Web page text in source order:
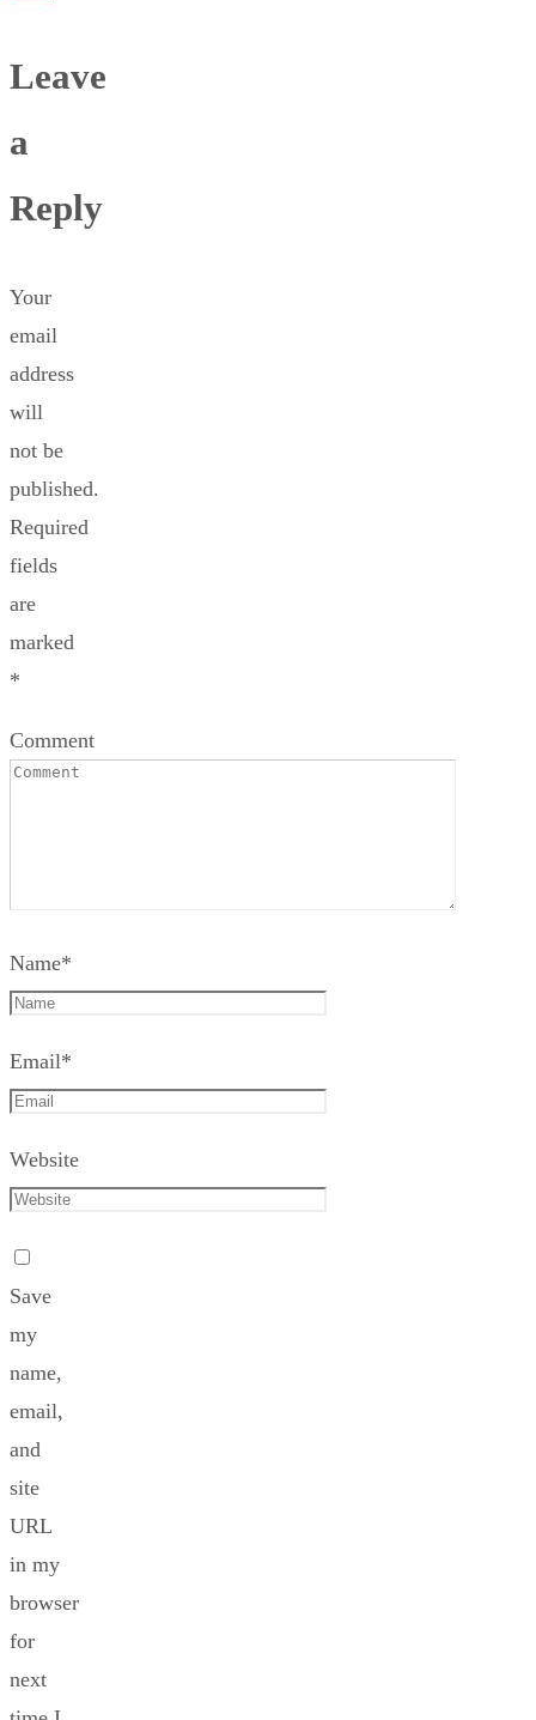
Leave
a
Reply
Your
email
address
will
not be
published.
Required
fields
are
marked
*
Comment
Name*
Email*
Website
Save
my
name,
email,
and
site
URL
in my
browser
for
next